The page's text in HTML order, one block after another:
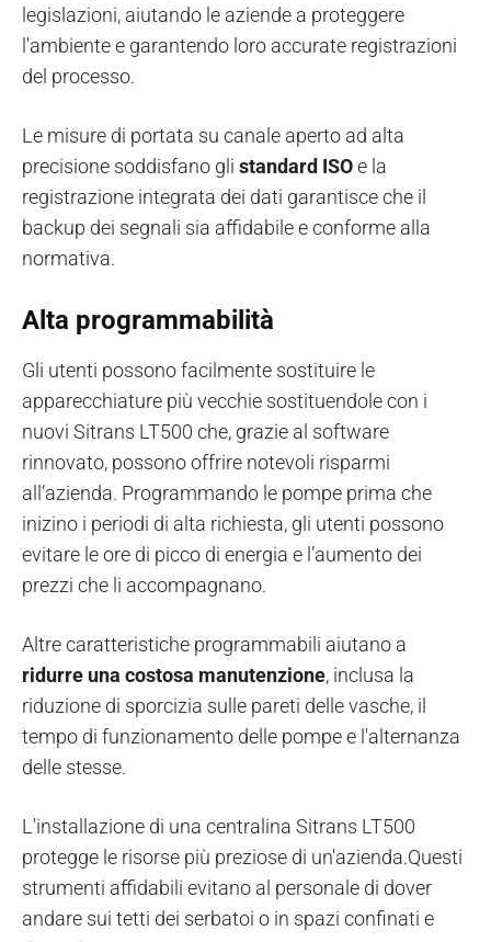
legislazioni, aiutando le aziende a proteggere
l'ambiente e garantendo loro accurate registrazioni
del processo.
Le misure di portata su canale aperto ad alta
precisione soddisfano gli standard ISOe la
registrazione integrata dei dati garantisce che il
backup dei segnali sia affidabile e conforme alla
normativa.
Alta programmabilità
Gli utenti possono facilmente sostituire le
apparecchiature più vecchie sostituendole con i
nuovi Sitrans LT500 che, grazie al software
rinnovato, possono offrire notevoli risparmi
all’azienda. Programmando le pompe prima che
inizino i periodi di alta richiesta, gli utenti possono
evitare le ore di picco di energia e l’aumento dei
prezzi che li accompagnano.
Altre caratteristiche programmabili aiutano a
ridurre una costosa manutenzione, inclusa la
riduzione di sporcizia sulle pareti delle vasche, il
tempo di funzionamento delle pompe e l'alternanza
delle stesse.
L'installazione di una centralina Sitrans LT500
protegge le risorse più preziose di un'azienda.Questi
strumenti affidabili evitano al personale di dover
andare sui tetti dei serbatoi o in spazi confinati e